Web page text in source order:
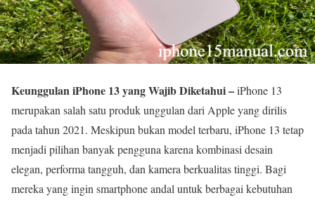
Keunggulan iPhone 13 yang Wajib Diketahui –iPhone 13
merupakan salah satu produk unggulan dari Apple yang dirilis
pada tahun 2021. Meskipun bukan model terbaru, iPhone 13 tetap
menjadi pilihan banyak pengguna karena kombinasi desain
elegan, performa tangguh, dan kamera berkualitas tinggi. Bagi
mereka yang ingin smartphone andal untuk berbagai kebutuhan